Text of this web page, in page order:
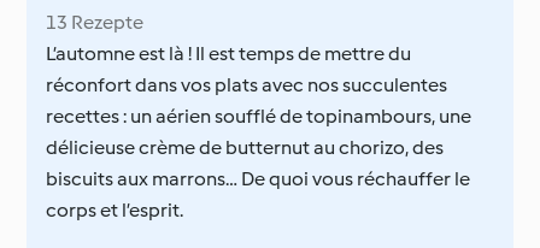
13 Rezepte
L’automne est là ! Il est temps de mettre du
réconfort dans vos plats avec nos succulentes
recettes : un aérien soufflé de topinambours, une
délicieuse crème de butternut au chorizo, des
biscuits aux marrons… De quoi vous réchauffer le
corps et l’esprit.